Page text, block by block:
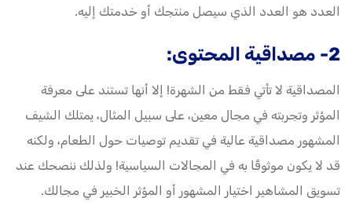
العدد هو العدد الذي سيصل منتجك أو خدمتك إليه.
2- مصداقية المحتوى:
المصداقية لا تأتي فقط من الشهرة! إلا أنها تستند على معرفة
المؤثر وتجربته في مجال معين، على سبيل المثال، يمتلك الشيف
المشهور مصداقية عالية في تقديم توصيات حول الطعام، ولكنه
قد لا يكون موثوقًا به في المجالات السياسية! ولذلك ننصحك عند
تسويق المشاهير اختيار المشهور أو المؤثر الخبير في مجالك.